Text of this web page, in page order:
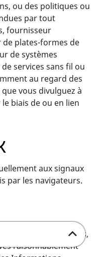
ou des politiques ou
par tout
fournisseur
plates-formes de
de systèmes
services sans fil ou
au regard des
vous divulguez à
biais de ou en lien
aux signaux
par les navigateurs.
organisationnelles,
raisonnablement